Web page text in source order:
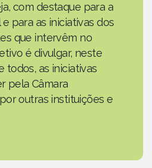
com destaque para a
para as iniciativas dos
que intervêm no
é divulgar, neste
todos, as iniciativas
pela Câmara
outras instituições e